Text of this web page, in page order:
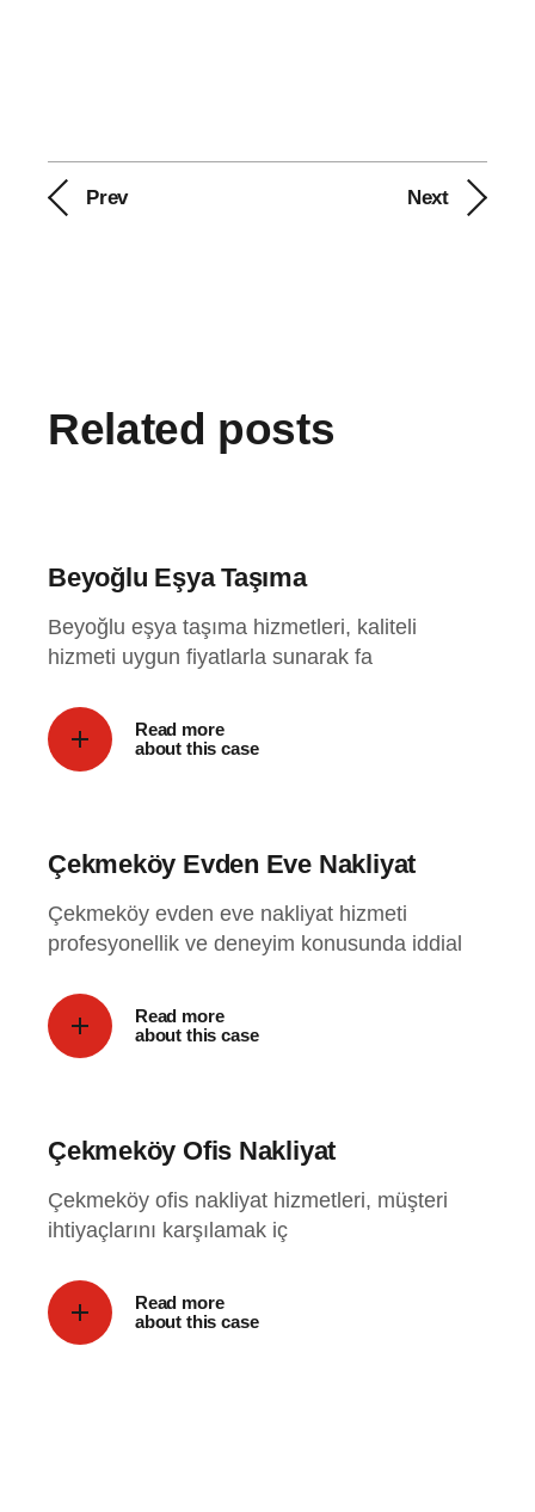
Prev Next
Related posts
Beyoğlu Eşya Taşıma
Beyoğlu eşya taşıma hizmetleri, kaliteli
hizmeti uygun fiyatlarla sunarak fa
Read more
about this case
Çekmeköy Evden Eve Nakliyat
Çekmeköy evden eve nakliyat hizmeti
profesyonellik ve deneyim konusunda iddial
Read more
about this case
Çekmeköy Ofis Nakliyat
Çekmeköy ofis nakliyat hizmetleri, müşteri
ihtiyaçlarını karşılamak iç
Read more
about this case